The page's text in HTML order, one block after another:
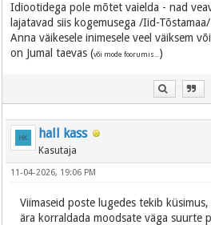
Idiootidega pole mõtet vaielda - nad
lajatavad siis kogemusega /Iid-Tõstamaa/
Anna väikesele inimesele veel väiksem
on Jumal taevas (või mode foorumis...)
hall kass
Kasutaja
11-04-2026, 19:06 PM
Viimaseid poste lugedes tekib
ära korraldada moodsate väga suurte